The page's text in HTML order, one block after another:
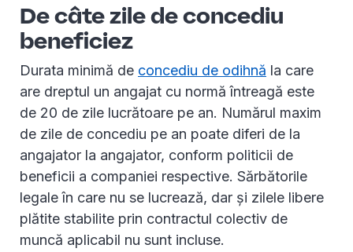
De câte zile de concediu
beneficiez
Durata minimă de concediu de odihnă la care
are dreptul un angajat cu normă întreagă este
de 20 de zile lucrătoare pe an. Numărul maxim
de zile de concediu pe an poate diferi de la
angajator la angajator, conform politicii de
beneficii a companiei respective. Sărbătorile
legale în care nu se lucrează, dar și zilele libere
plătite stabilite prin contractul colectiv de
muncă aplicabil nu sunt incluse.